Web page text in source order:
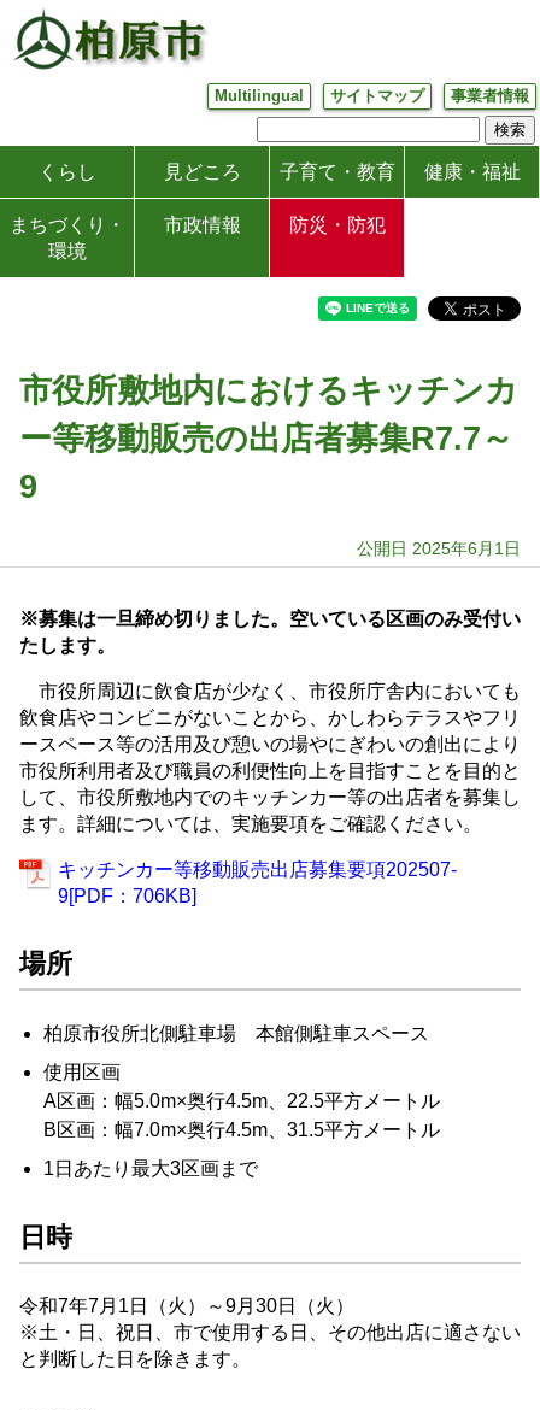
Multilingual サイトマップ 事業者情報
くらし 見どころ 子育て・教育 健康・福祉
まちづくり・
環境
市政情報 防災・防犯
市役所敷地内におけるキッチンカ
ー等移動販売の出店者募集R7.7～
9
公開日 2025年6月1日
※募集は一旦締め切りました。空いている区画のみ受付い
たします。
市役所周辺に飲食店が少なく、市役所庁舎内においても
飲食店やコンビニがないことから、かしわらテラスやフリ
ースペース等の活用及び憩いの場やにぎわいの創出により
市役所利用者及び職員の利便性向上を目指すことを目的と
して、市役所敷地内でのキッチンカー等の出店者を募集し
ます。詳細については、実施要項をご確認ください。
キッチンカー等移動販売出店募集要項202507-
9[PDF：706KB]
場所
柏原市役所北側駐車場 本館側駐車スペース
使用区画
A区画：幅5.0m×奥行4.5m、22.5平方メートル
B区画：幅7.0m×奥行4.5m、31.5平方メートル
1日あたり最大3区画まで
日時
令和7年7月1日（火）～9月30日（火）
※土・日、祝日、市で使用する日、その他出店に適さない
と判断した日を除きます。